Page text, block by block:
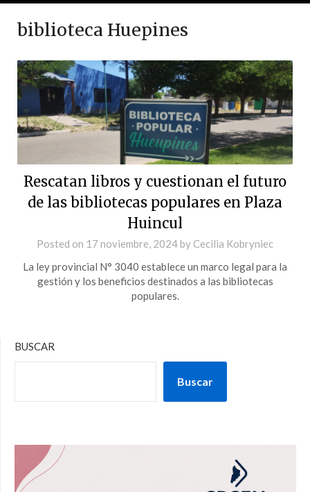
biblioteca Huepines
Rescatan libros y cuestionan el futuro
de las bibliotecas populares en Plaza
Huincul
Posted on 17 noviembre, 2024by Cecilia Kobryniec
La ley provincial N° 3040 establece un marco legal para la
gestión y los beneficios destinados a las bibliotecas
populares.
BUSCAR
Buscar